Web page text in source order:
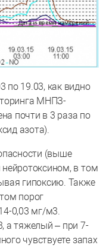
по 19.03, как видно
МНПЗ-
почти в 3 раза по
азота).
(выше
в том
гипоксию. Также
порог
0,03 мг/м3.
а тяжелый – при 7-
чувствуете запах